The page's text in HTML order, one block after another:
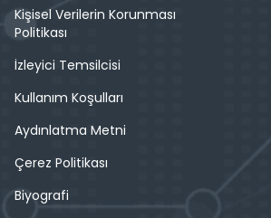
Kişisel Verilerin Korunması
Politikası
İzleyici Temsilcisi
Kullanım Koşulları
Aydınlatma Metni
Çerez Politikası
Biyografi